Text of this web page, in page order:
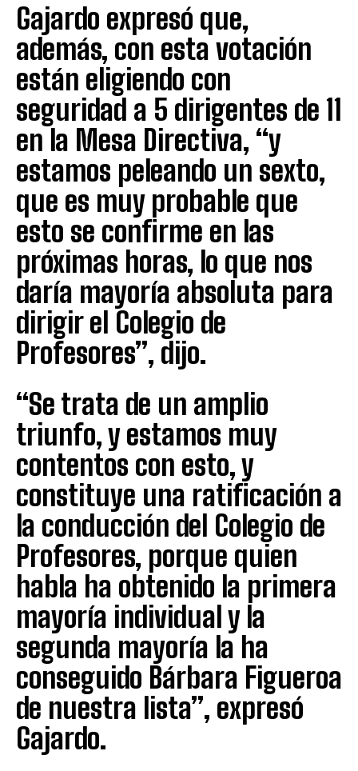
Gajardo expresó que,
además, con esta votación
están eligiendo con
seguridad a 5 dirigentes de 11
en la Mesa Directiva, “y
estamos peleando un sexto,
que es muy probable que
esto se confirme en las
próximas horas, lo que nos
daría mayoría absoluta para
dirigir el Colegio de
Profesores”, dijo.
“Se trata de un amplio
triunfo, y estamos muy
contentos con esto, y
constituye una ratificación a
la conducción del Colegio de
Profesores, porque quien
habla ha obtenido la primera
mayoría individual y la
segunda mayoría la ha
conseguido Bárbara Figueroa
de nuestra lista”, expresó
Gajardo.